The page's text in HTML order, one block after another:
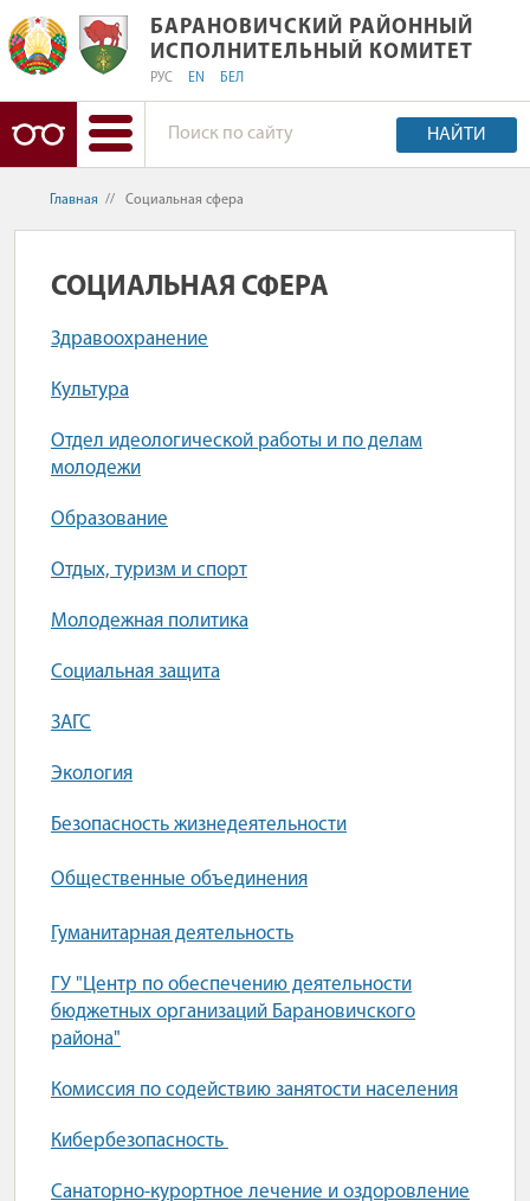
БАРАНОВИЧСКИЙ РАЙОННЫЙ
БАРАНОВИЧСКИЙ РАЙОННЫЙ
ИСПОЛНИТЕЛЬНЫЙ КОМИТЕТ
РУС EN БЕЛ
НАЙТИ
Главная // Социальная сфера
СОЦИАЛЬНАЯ СФЕРА
Здравоохранение
Культура
Отдел идеологической работы и по делам
молодежи
Образование
Отдых, туризм и спорт
Молодежная политика
Социальная защита
ЗАГС
Экология
Безопасность жизнедеятельности
Общественные объединения
Гуманитарная деятельность
ГУ "Центр по обеспечению деятельности
бюджетных организаций Барановичского
района"
Комиссия по содействию занятости населения
Кибербезопасность
Санаторно-курортное лечение и оздоровление